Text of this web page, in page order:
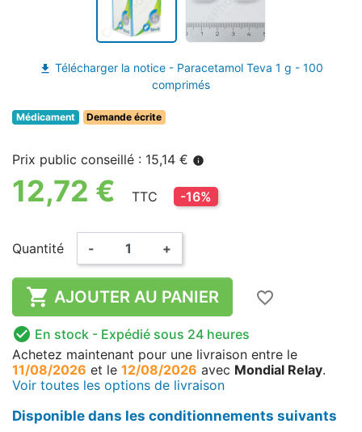
file_download Télécharger la notice - Paracetamol Teva 1 g - 100
comprimés
Médicament Demande écrite
Prix public conseillé : 15,14 € info
12,72 € TTC -16%
Quantité - +
 AJOUTER AU PANIER
favorite_border
 En stock - Expédié sous 24 heures
Achetez maintenant pour une livraison entre le
11/08/2026 et le 12/08/2026 avec Mondial Relay.
Voir toutes les options de livraison
Disponible dans les conditionnements suivants